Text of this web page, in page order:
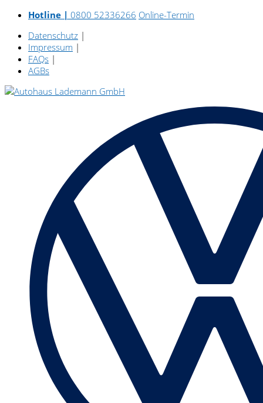
Hotline | 0800 52336266 Online-Termin
Datenschutz |
Impressum |
FAQs |
AGBs